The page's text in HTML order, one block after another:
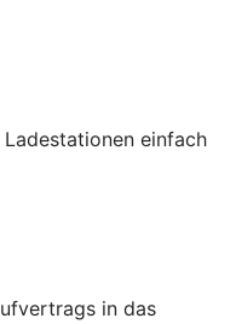
einfach
in das